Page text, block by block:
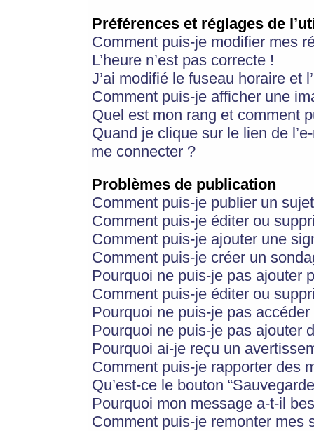
Préférences et réglages de
Comment puis-je modifier mes
L’heure n’est pas correcte !
J’ai modifié le fuseau horaire et
Comment puis-je afficher une
Quel est mon rang et comment
Quand je clique sur le lien de
me connecter ?
Problèmes de publication
Comment puis-je publier un
Comment puis-je éditer ou
Comment puis-je ajouter une
Comment puis-je créer un
Pourquoi ne puis-je pas ajouter
Comment puis-je éditer ou
Pourquoi ne puis-je pas
Pourquoi ne puis-je pas ajouter
Pourquoi ai-je reçu un
Comment puis-je rapporter des
Qu’est-ce le bouton
Pourquoi mon message a-t-il
Comment puis-je remonter mes